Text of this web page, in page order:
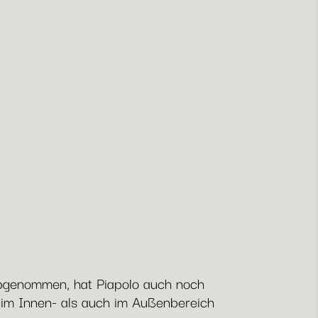
hat Piapolo auch noch
Innen- als auch im Außenbereich